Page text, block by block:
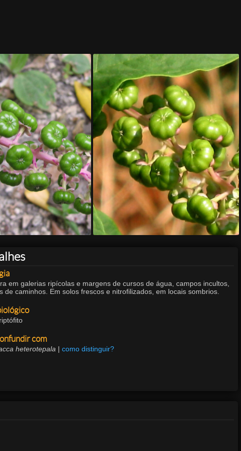
em galerias ripícolas e margens de cursos de água, campos incultos,
de caminhos. Em solos frescos e nitrofilizados, em locais sombrios.
com
heterotepala | como distinguir?